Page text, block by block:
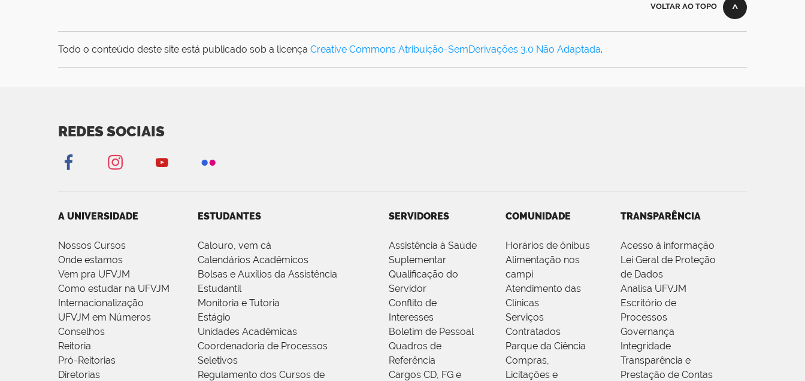
VOLTAR AO TOPO
Todo o conteúdo deste site está publicado sob a licença Creative Commons Atribuição-SemDerivações 3.0 Não Adaptada.
REDES SOCIAIS
A UNIVERSIDADE
Nossos Cursos
Onde estamos
Vem pra UFVJM
Como estudar na UFVJM
Internacionalização
UFVJM em Números
Conselhos
Reitoria
Pró-Reitorias
Diretorias
ESTUDANTES
Calouro, vem cá
Calendários Acadêmicos
Bolsas e Auxílios da Assistência
Estudantil
Monitoria e Tutoria
Estágio
Unidades Acadêmicas
Coordenadoria de Processos
Seletivos
Regulamento dos Cursos de
SERVIDORES
Assistência à Saúde
Suplementar
Qualificação do
Servidor
Conflito de
Interesses
Boletim de Pessoal
Quadros de
Referência
Cargos CD, FG e
COMUNIDADE
Horários de ônibus
Alimentação nos
campi
Atendimento das
Clínicas
Serviços
Contratados
Parque da Ciência
Compras,
Licitações e
TRANSPARÊNCIA
Acesso à informação
Lei Geral de Proteção
de Dados
Analisa UFVJM
Escritório de
Processos
Governança
Integridade
Transparência e
Prestação de Contas